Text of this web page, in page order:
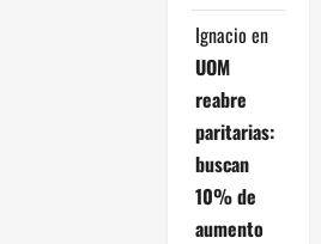
Ignacio en
UOM
reabre
paritarias:
buscan
10% de
aumento